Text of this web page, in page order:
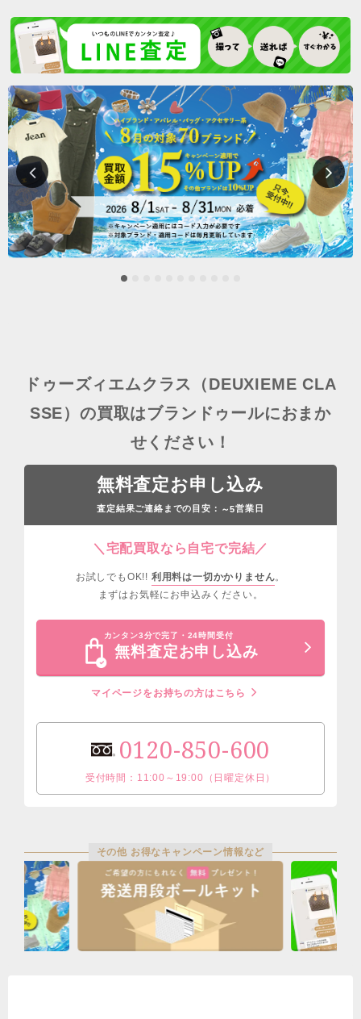
ドゥーズィエムクラス（DEUXIEME CLA
SSE）の買取はブランドゥールにおまか
せください！
無料査定お申し込み
査定結果ご連絡までの目安： ～5営業日
＼宅配買取なら自宅で完結／
お試しでもOK!! 利用料は一切かかりません。
まずはお気軽にお申込みください。
カンタン3分で完了・24時間受付
無料査定お申し込み
マイページをお持ちの方はこちら
0120-850-600
受付時間：11:00～19:00（日曜定休日）
その他 お得なキャンペーン情報など